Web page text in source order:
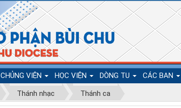
CHỦNG VIỆN HỌC VIỆN DÒNG TU CÁC BAN
Thánh nhạc Thánh ca